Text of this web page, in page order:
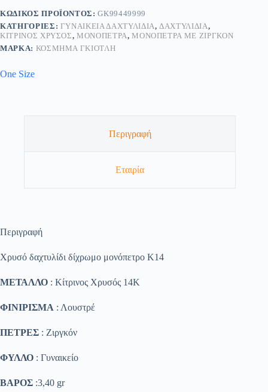
ΚΩΔΙΚΌΣ ΠΡΟΪΌΝΤΟΣ:GK99449999
ΚΑΤΗΓΟΡΊΕΣ: ΓΥΝΑΙΚΕΊΑ ΔΑΧΤΥΛΊΔΙΑ, ΔΑΧΤΥΛΊΔΙΑ,
ΚΊΤΡΙΝΟΣ ΧΡΥΣΌΣ,ΜΟΝΌΠΕΤΡΑ,ΜΟΝΌΠΕΤΡΑ ΜΕ ΖΙΡΓΚΌΝ
ΜΆΡΚΑ: ΚΟΣΜΗΜΑ ΓΚΙΟΤΛΗ
One Size
Περιγραφή
Εταιρία
Περιγραφή
Χρυσό δαχτυλίδι δίχρωμο μονόπετρο Κ14
ΜΕΤΑΛΛΟ : Κίτρινος Χρυσός 14K
ΦΙΝΙΡΙΣΜΑ : Λουστρέ
ΠΕΤΡΕΣ : Ζιργκόν
ΦΥΛΛΟ : Γυναικείο
ΒΑΡΟΣ :3,40 gr